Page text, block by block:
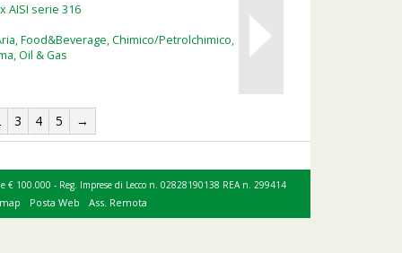
AISI serie 316
Food&Beverage, Chimico/Petrolchimico,
Oil & Gas
3 4 5 →
€ 100.000 - Reg. Imprese di Lecco n. 02828190138 REA n. 299414
Posta Web Ass. Remota